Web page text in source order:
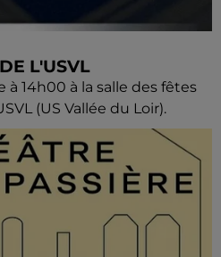
L'USVL
14h00 à la salle des fêtes
(US Vallée du Loir).